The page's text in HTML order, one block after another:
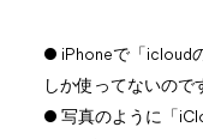
● iPhoneで「icloud
しか使ってないので
● 写真のように「